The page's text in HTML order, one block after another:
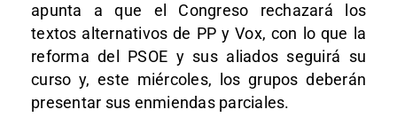
apunta a que el Congreso rechazará los
textos alternativos de PP y Vox, con lo que la
reforma del PSOE y sus aliados seguirá su
curso y, este miércoles, los grupos deberán
presentar sus enmiendas parciales.